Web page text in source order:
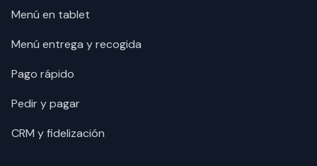
Menú en tablet
Menú entrega y recogida
Pago rápido
Pedir y pagar
CRM y fidelización